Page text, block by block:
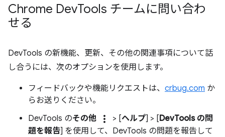
Chrome DevTools チームに問い合わ
せる
DevTools の新機能、更新、その他の関連事項について話
し合うには、次のオプションを使用します。
フィードバックや機能リクエストは、 crbug.com か
らお送りください。
DevTools のその他 more_vert > [ヘルプ] > [DevTools の問
題を報告] を使用して、DevTools の問題を報告して